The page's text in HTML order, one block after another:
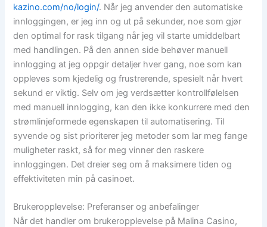
kazino.com/no/login/. Når jeg anvender den automatiske
innloggingen, er jeg inn og ut på sekunder, noe som gjør
den optimal for rask tilgang når jeg vil starte umiddelbart
med handlingen. På den annen side behøver manuell
innlogging at jeg oppgir detaljer hver gang, noe som kan
oppleves som kjedelig og frustrerende, spesielt når hvert
sekund er viktig. Selv om jeg verdsætter kontrollfølelsen
med manuell innlogging, kan den ikke konkurrere med den
strømlinjeformede egenskapen til automatisering. Til
syvende og sist prioriterer jeg metoder som lar meg fange
muligheter raskt, så for meg vinner den raskere
innloggingen. Det dreier seg om å maksimere tiden og
effektiviteten min på casinoet.
Brukeropplevelse: Preferanser og anbefalinger
Når det handler om brukeropplevelse på Malina Casino,